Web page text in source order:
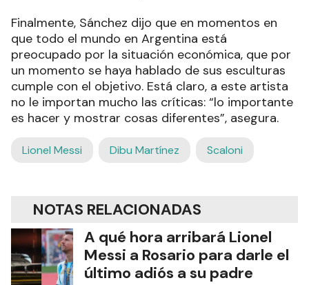
Finalmente, Sánchez dijo que en momentos en
que todo el mundo en Argentina está
preocupado por la situación económica, que por
un momento se haya hablado de sus esculturas
cumple con el objetivo. Está claro, a este artista
no le importan mucho las críticas: “lo importante
es hacer y mostrar cosas diferentes”, asegura.
Lionel Messi Dibu Martínez Scaloni
NOTAS RELACIONADAS
A qué hora arribará Lionel
Messi a Rosario para darle el
último adiós a su padre